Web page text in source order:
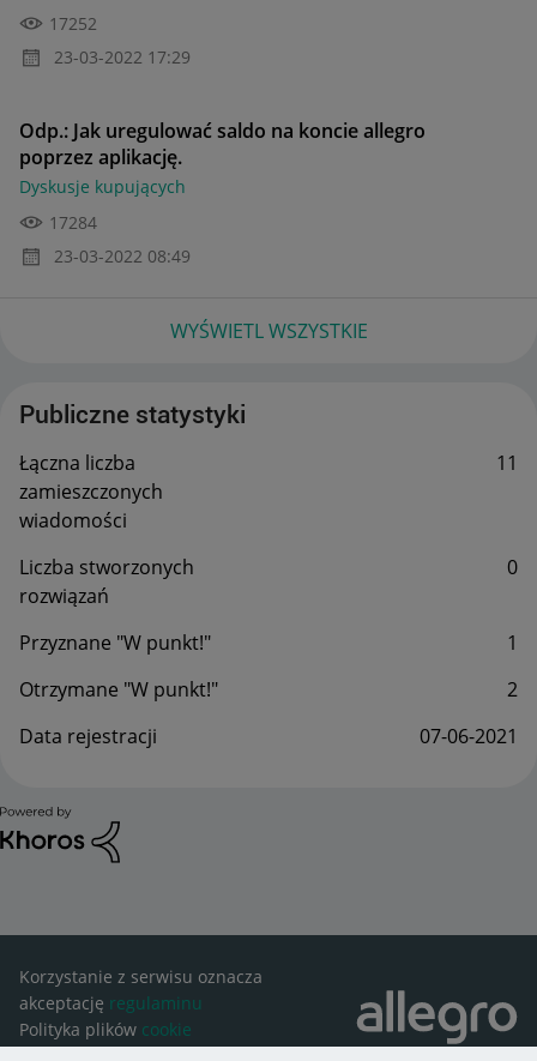
17252
‎23-03-2022 17:29
Odp.: Jak uregulować saldo na koncie allegro
poprzez aplikację.
Dyskusje kupujących
17284
‎23-03-2022 08:49
WYŚWIETL WSZYSTKIE
Publiczne statystyki
Łączna liczba
zamieszczonych
wiadomości
11
Liczba stworzonych
rozwiązań
0
Przyznane "W punkt!"
1
Otrzymane "W punkt!"
2
Data rejestracji
‎07-06-2021
Korzystanie z serwisu oznacza
akceptację regulaminu
Polityka plików cookie